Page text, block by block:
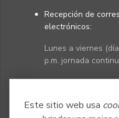
Este sitio web usa
Recepción de
electrónicos:
Lunes a viernes
p.m. jornada